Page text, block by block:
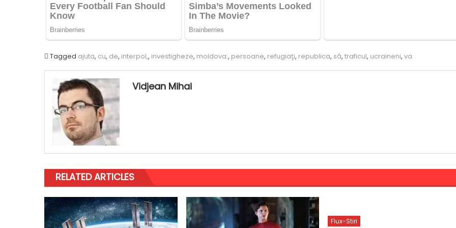
Tagged ajuta, cu, de, interpol,, investigheze, moldova:, persoane, refugiaţi, republica, să, traficul, ucraineni, va
Vidjean Mihai
RELATED ARTICLES
Flux-Stiri